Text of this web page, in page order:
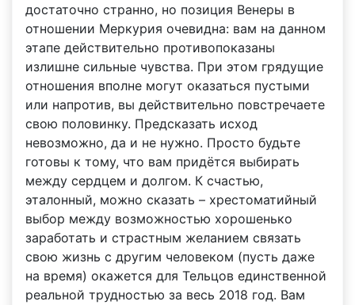
достаточно странно, но позиция Венеры в
отношении Меркурия очевидна: вам на данном
этапе действительно противопоказаны
излишне сильные чувства. При этом грядущие
отношения вполне могут оказаться пустыми
или напротив, вы действительно повстречаете
свою половинку. Предсказать исход
невозможно, да и не нужно. Просто будьте
готовы к тому, что вам придётся выбирать
между сердцем и долгом. К счастью,
эталонный, можно сказать – хрестоматийный
выбор между возможностью хорошенько
заработать и страстным желанием связать
свою жизнь с другим человеком (пусть даже
на время) окажется для Тельцов единственной
реальной трудностью за весь 2018 год. Вам